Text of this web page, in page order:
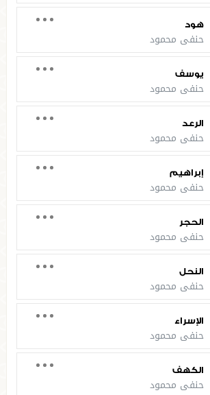
هود
حنفي محمود
يوسف
حنفي محمود
الرعد
حنفي محمود
إبراهيم
حنفي محمود
الحجر
حنفي محمود
النحل
حنفي محمود
الإسراء
حنفي محمود
الكهف
حنفي محمود